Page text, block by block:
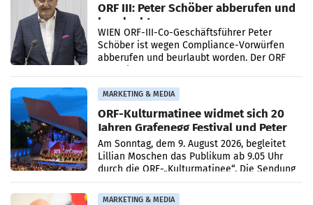
ORF III: Peter Schöber abberufen und
beurlaubt
WIEN ORF-III-Co-Geschäftsführer Peter
Schöber ist wegen Compliance-Vorwürfen
abberufen und beurlaubt worden. Der ORF
MARKETING & MEDIA
ORF-Kulturmatinee widmet sich 20
Jahren Grafenegg Festival und Peter
Simonischek
Am Sonntag, dem 9. August 2026, begleitet
Lillian Moschen das Publikum ab 9.05 Uhr
durch die ORF-„Kulturmatinee“. Die Sendung
startet mit der Dokumentation „20 Jahre
Grafenegg
MARKETING & MEDIA